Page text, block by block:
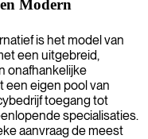
Modern
is het model van
een uitgebreid,
onafhankelijke
een eigen pool van
toegang tot
specialisaties.
aanvraag de meest